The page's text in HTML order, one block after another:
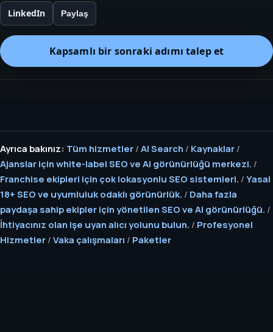
LinkedIn Paylaş
Kapsamlı bir sonraki adımı talep et
Ayrıca bakınız: Tüm hizmetler / AI Search / Kaynaklar /
Ajanslar için white-label SEO ve AI görünürlüğü merkezi. /
Franchise ekipleri için çok lokasyonlu SEO sistemleri. / Yasal
18+ SEO ve uyumluluk odaklı görünürlük. / Daha fazla
paydaşa sahip ekipler için yönetilen SEO ve AI görünürlüğü. /
İhtiyacınız olan işe uyan alıcı yolunu bulun. / Profesyonel
Hizmetler / Vaka çalışmaları / Paketler